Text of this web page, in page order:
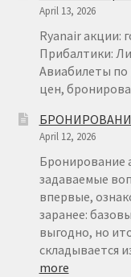
April 13, 2026
Ryanair акции:
Прибалтики:
Авиабилеты по
цен,
April 12, 2026
Бронирование
задаваемые
впервые,
заранее:
выгодно, но
складывается
more: